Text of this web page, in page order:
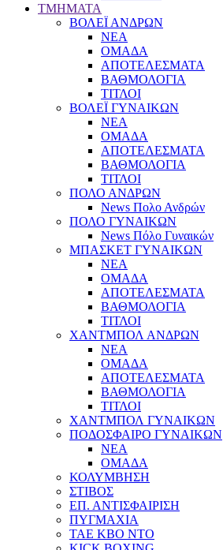
TMHMATA
ΒΟΛΕΪ ΑΝΔΡΩΝ
ΝΕΑ
ΟΜΑΔΑ
ΑΠΟΤΕΛΕΣΜΑΤΑ
ΒΑΘΜΟΛΟΓΙΑ
ΤΙΤΛΟΙ
ΒΟΛΕΪ ΓΥΝΑΙΚΩΝ
ΝΕΑ
ΟΜΑΔΑ
ΑΠΟΤΕΛΕΣΜΑΤΑ
ΒΑΘΜΟΛΟΓΙΑ
ΤΙΤΛΟΙ
ΠΟΛΟ ΑΝΔΡΩΝ
News Πολο Ανδρών
ΠΟΛΟ ΓΥΝΑΙΚΩΝ
News Πόλο Γυναικών
ΜΠΑΣΚΕΤ ΓΥΝΑΙΚΩΝ
ΝΕΑ
ΟΜΑΔΑ
ΑΠΟΤΕΛΕΣΜΑΤΑ
ΒΑΘΜΟΛΟΓΙΑ
ΤΙΤΛΟΙ
ΧΑΝΤΜΠΟΛ ΑΝΔΡΩΝ
ΝΕΑ
ΟΜΑΔΑ
ΑΠΟΤΕΛΕΣΜΑΤΑ
ΒΑΘΜΟΛΟΓΙΑ
ΤΙΤΛΟΙ
ΧΑΝΤΜΠΟΛ ΓΥΝΑΙΚΩΝ
ΠΟΔΟΣΦΑΙΡΟ ΓΥΝΑΙΚΩΝ
NEA
ΟΜΑΔΑ
ΚΟΛΥΜΒΗΣΗ
ΣΤΙΒΟΣ
ΕΠ. ΑΝΤΙΣΦΑΙΡΙΣΗ
ΠΥΓΜΑΧΙΑ
TAE KBO NTO